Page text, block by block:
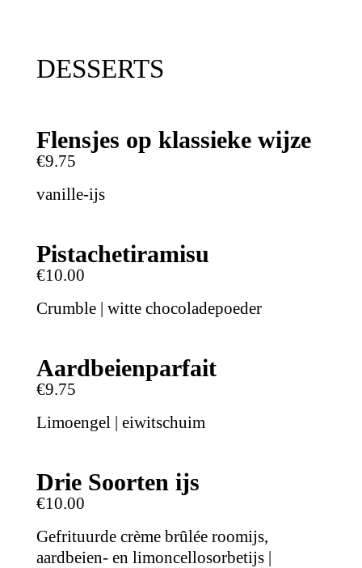
DESSERTS
Flensjes op klassieke wijze
€9.75
vanille-ijs
Pistachetiramisu
€10.00
Crumble | witte chocoladepoeder
Aardbeienparfait
€9.75
Limoengel | eiwitschuim
Drie Soorten ijs
€10.00
Gefrituurde crème brûlée roomijs,
aardbeien- en limoncellosorbetijs |